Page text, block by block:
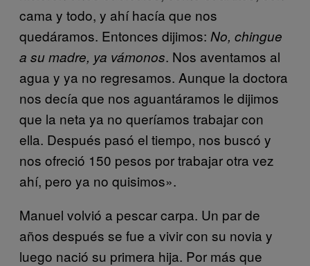
cama y todo, y ahí hacía que nos
quedáramos. Entonces dijimos: No, chingue
a su madre, ya vámonos. Nos aventamos al
agua y ya no regresamos. Aunque la doctora
nos decía que nos aguantáramos le dijimos
que la neta ya no queríamos trabajar con
ella. Después pasó el tiempo, nos buscó y
nos ofreció 150 pesos por trabajar otra vez
ahí, pero ya no quisimos».
Manuel volvió a pescar carpa. Un par de
años después se fue a vivir con su novia y
luego nació su primera hija. Por más que